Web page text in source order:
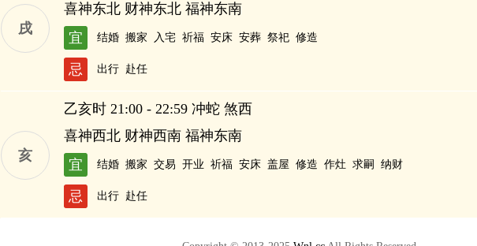
戌
喜神东北 财神东北 福神东南
宜
结婚 搬家 入宅 祈福 安床 安葬 祭祀 修造
忌 出行 赴任
亥
乙亥时 21:00 - 22:59 冲蛇 煞西
喜神西北 财神西南 福神东南
宜
结婚 搬家 交易 开业 祈福 安床 盖屋 修造 作灶 求嗣 纳财
忌 出行 赴任